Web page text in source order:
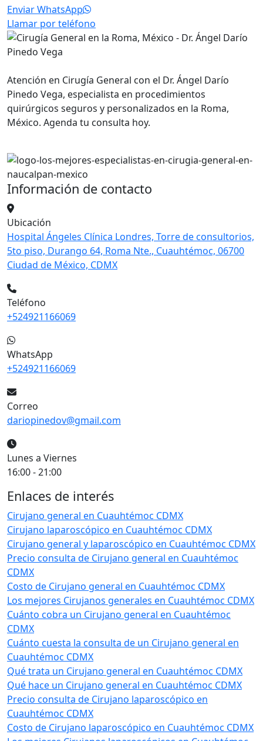
Enviar WhatsApp
Llamar por teléfono
Atención en Cirugía General con el Dr. Ángel Darío
Pinedo Vega, especialista en procedimientos
quirúrgicos seguros y personalizados en la Roma,
México. Agenda tu consulta hoy.
Información de contacto
Ubicación
Hospital Ángeles Clínica Londres, Torre de consultorios,
5to piso, Durango 64, Roma Nte., Cuauhtémoc, 06700
Ciudad de México, CDMX
Teléfono
+524921166069
WhatsApp
+524921166069
Correo
dariopinedov@gmail.com
Lunes a Viernes
16:00 - 21:00
Enlaces de interés
Cirujano general en Cuauhtémoc CDMX
Cirujano laparoscópico en Cuauhtémoc CDMX
Cirujano general y laparoscópico en Cuauhtémoc CDMX
Precio consulta de Cirujano general en Cuauhtémoc
CDMX
Costo de Cirujano general en Cuauhtémoc CDMX
Los mejores Cirujanos generales en Cuauhtémoc CDMX
Cuánto cobra un Cirujano general en Cuauhtémoc
CDMX
Cuánto cuesta la consulta de un Cirujano general en
Cuauhtémoc CDMX
Qué trata un Cirujano general en Cuauhtémoc CDMX
Qué hace un Cirujano general en Cuauhtémoc CDMX
Precio consulta de Cirujano laparoscópico en
Cuauhtémoc CDMX
Costo de Cirujano laparoscópico en Cuauhtémoc CDMX